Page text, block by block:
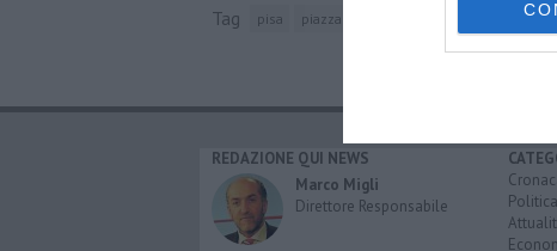
Tag pisa piazza delle vettovaglie polizia di
REDAZIONE QUI NEWS
Marco Migli
Direttore Responsabile
Politica